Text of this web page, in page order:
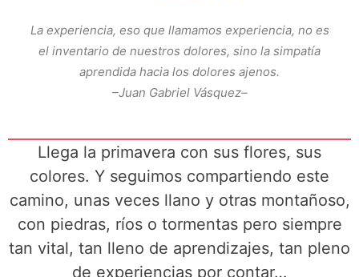
La experiencia, eso que llamamos experiencia, no es
el inventario de nuestros dolores, sino la simpatía
aprendida hacia los dolores ajenos.
–Juan Gabriel Vásquez–
Llega la primavera con sus flores, sus
colores. Y seguimos compartiendo este
camino, unas veces llano y otras montañoso,
con piedras, ríos o tormentas pero siempre
tan vital, tan lleno de aprendizajes, tan pleno
de experiencias por contar…